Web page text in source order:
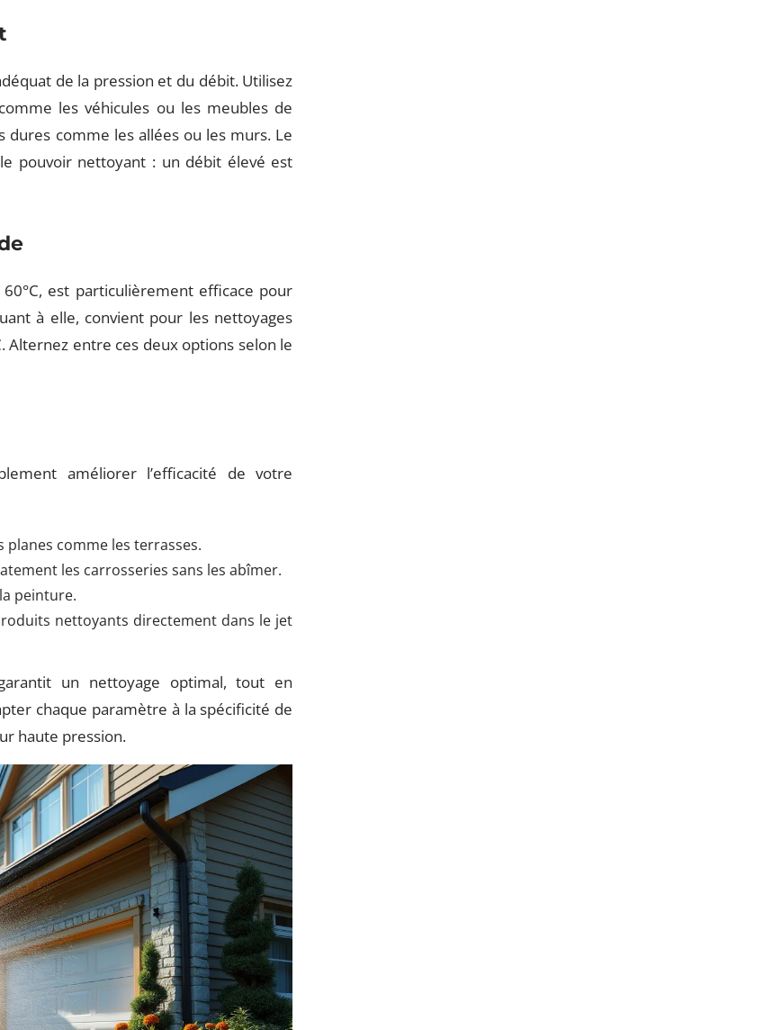
de la pression et du débit. Utilisez
les véhicules ou les meubles de
comme les allées ou les murs. Le
pouvoir nettoyant : un débit élevé est
est particulièrement efficace pour
à elle, convient pour les nettoyages
Alternez entre ces deux options selon le
améliorer l’efficacité de votre
planes comme les terrasses.
les carrosseries sans les abîmer.
peinture.
nettoyants directement dans le jet
un nettoyage optimal, tout en
chaque paramètre à la spécificité de
haute pression.